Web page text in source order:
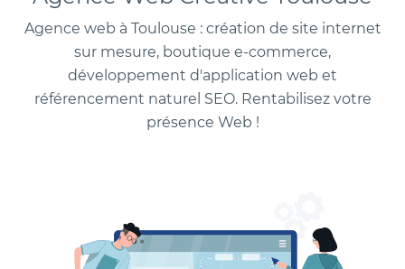
Agence web à Toulouse : création de site internet
sur mesure, boutique e-commerce,
développement d'application web et
référencement naturel SEO. Rentabilisez votre
présence Web !